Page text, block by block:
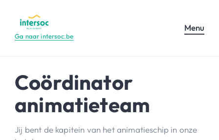
Ga naar intersoc.be
Menu
Coördinator
animatieteam
Jij bent de kapitein van het animatieschip in onze